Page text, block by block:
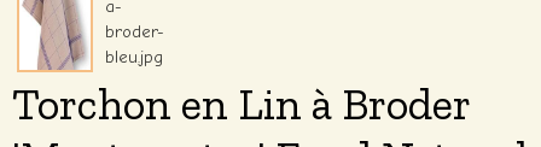
Torchon en Lin à Broder